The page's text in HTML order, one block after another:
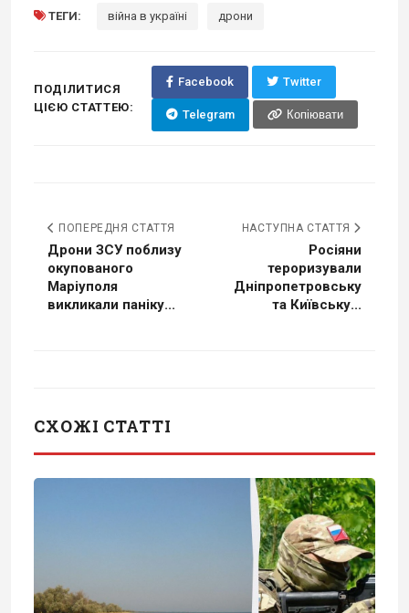
ТЕГИ: війна в україні дрони
ПОДІЛИТИСЯ
ЦІЄЮ СТАТТЕЮ:
Facebook Twitter
Telegram Копіювати
ПОПЕРЕДНЯ СТАТТЯ
Дрони ЗСУ поблизу
окупованого
Маріуполя
викликали паніку...
НАСТУПНА СТАТТЯ
Росіяни
тероризували
Дніпропетровську
та Київську...
СХОЖІ СТАТТІ